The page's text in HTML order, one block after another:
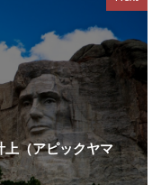
（アピックヤマ